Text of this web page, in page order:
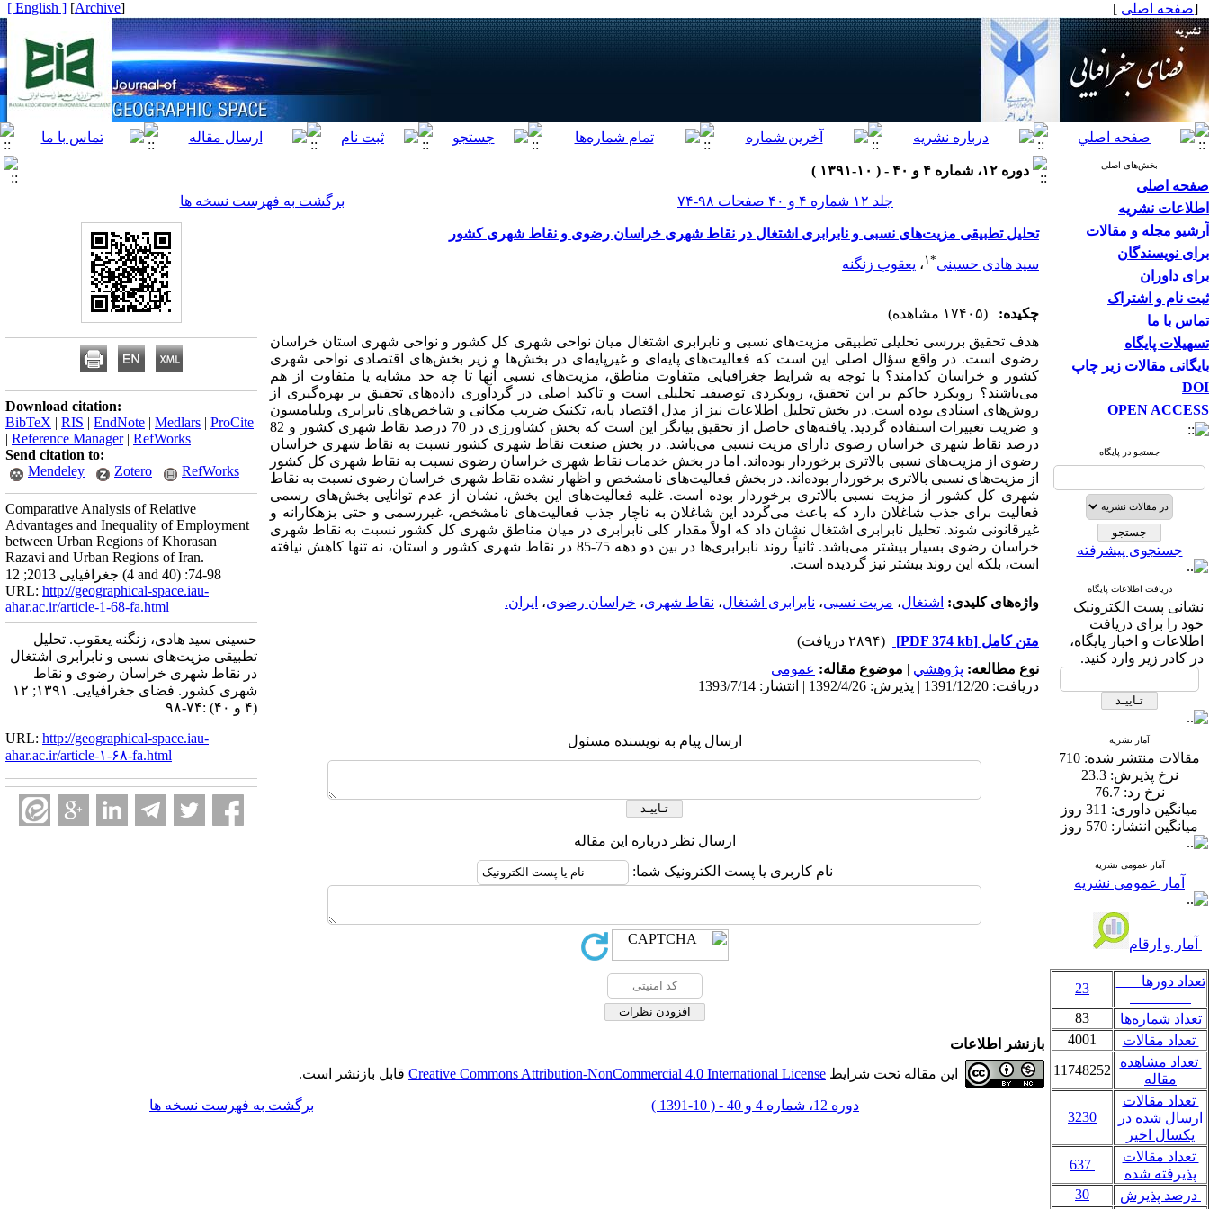
[صفحه اصلی ]
[
Archive
]
[ English ]
بخش‌های اصلی
صفحه اصلی
اطلاعات نشریه
آرشیو مجله و مقالات
برای نویسندگان
برای داوران
ثبت نام و اشتراک
تماس با ما
تسهیلات پایگاه
بایگانی مقالات زیر چاپ
DOI
OPEN ACCESS
جستجو در پایگاه
جستجوی پیشرفته
دریافت اطلاعات پایگاه
نشانی پست الکترونیک
خود را برای دریافت
اطلاعات و اخبار پایگاه،
در کادر زیر وارد کنید.
آمار نشریه
مقالات منتشر شده: 710
نرخ پذیرش:23.3
نرخ رد:76.7
میانگین داوری: 311 روز
میانگین انتشار: 570 روز
آمار عمومی نشریه
آمار عمومی نشریه
آمار و ارقام
تعداد دورها
23
تعداد شماره‌ها
83
تعداد مقالات
4001
تعداد مشاهده
مقاله
11748252
تعداد مقالات
ارسال شده در
یکسال اخیر
3230
تعداد مقالات
پذیرفته شده
درصد پذیرش
30
دوره ۱۲، شماره ۴ و ۴۰ - ( ۱۰-۱۳۹۱ )
جلد ۱۲ شماره ۴ و ۴۰ صفحات ۹۸-۷۴
برگشت به فهرست نسخه ها
تحلیل تطبیقی مزیت‌های نسبی و نابرابری اشتغال در نقاط شهری خراسان رضوی و نقاط شهری کشور
سید هادی حسینی*۱ ، یعقوب زنگنه
چکیده:
(۱۷۴۰۵ مشاهده)
هدف تحقیق بررسی تحلیلی تطبیقی مزیت‌های نسبی و نابرابری اشتغال میان نواحی شهری کل کشور و نواحی شهری استان خراسان
رضوی است. در واقع سؤال اصلی این است که فعالیت‌های پایه‌ای و غیرپایه‌ای در بخش‌ها و زیر بخش‌های اقتصادی نواحی شهری
کشور و خراسان کدامند؟ با توجه به شرایط جغرافیایی متفاوت مناطق، مزیت‌های نسبی آنها تا چه حد مشابه یا متفاوت از هم
می‌باشند؟ رویکرد حاکم بر این تحقیق، رویکردی توصیفیـ تحلیلی است و تاکید اصلی در گردآوری داده‌های تحقیق بر بهره‌گیری از
روش‌های اسنادی بوده است. در بخش تحلیل اطلاعات نیز از مدل اقتصاد پایه، تکنیک ضریب مکانی و شاخص‌های نابرابری ویلیامسون
و ضریب تغییرات استفاده گردید. یافته‌های حاصل از تحقیق بیانگر این است که بخش کشاورزی در 70 درصد نقاط شهری کشور و 82
درصد نقاط شهری خراسان رضوی دارای مزیت نسبی می‌باشد. در بخش صنعت نقاط شهری کشور نسبت به نقاط شهری خراسان
رضوی از مزیت‌های نسبی بالاتری برخوردار بوده‌اند. اما در بخش خدمات نقاط شهری خراسان رضوی نسبت به نقاط شهری کل کشور
از مزیت‌های نسبی بالاتری برخوردار بوده‌اند. در بخش فعالیت‌های نامشخص و اظهار نشده نقاط شهری خراسان رضوی نسبت به نقاط
شهری کل کشور از مزیت نسبی بالاتری برخوردار بوده است. غلبه فعالیت‌های این بخش، نشان از عدم توانایی بخش‌های رسمی
فعالیت برای جذب شاغلان دارد که باعث می‌گردد این شاغلان به ناچار جذب فعالیت‌های نامشخص، غیررسمی و حتی بزهکارانه و
غیرقانونی شوند. تحلیل نابرابری اشتغال نشان داد که اولاً مقدار کلی نابرابری در میان مناطق شهری کل کشور نسبت به نقاط شهری
خراسان رضوی بسیار بیشتر می‌باشد. ثانیاً روند نابرابری‌ها در بین دو دهه 75-85 در نقاط شهری کشور و استان، نه تنها کاهش نیافته
است، بلکه این روند بیشتر نیز گردیده است.
واژه‌های کلیدی: اشتغال، مزیت نسبی، نابرابری اشتغال، نقاط شهری، خراسان رضوی، ایران.
متن کامل [PDF 374 kb]
(۲۸۹۴ دریافت)
نوع مطالعه: پژوهشي | موضوع مقاله: عمومى
دریافت: 1391/12/20 | پذیرش: 1392/4/26 | انتشار: 1393/7/14
ارسال پیام به نویسنده مسئول
ارسال نظر درباره این مقاله
نام کاربری یا پست الکترونیک شما:
Download citation:
BibTeX | RIS | EndNote | Medlars | ProCite
| Reference Manager| RefWorks
Send citation to:
Mendeley
Zotero RefWorks
Comparative Analysis of Relative
Advantages and Inequality of Employment
between Urban Regions of Khorasan
Razavi and Urban Regions of Iran.
جغرافیایی 2013; 12 (4 and 40) :74-98
URL: http://geographical-space.iau-
ahar.ac.ir/article-1-68-fa.html
حسینی سید هادی، زنگنه یعقوب. تحلیل
تطبیقی مزیت‌های نسبی و نابرابری اشتغال
در نقاط شهری خراسان رضوی و نقاط
شهری کشور. فضای جغرافیایی. ۱۳۹۱; ۱۲
(۴ و ۴۰) :۷۴-۹۸
URL: http://geographical-space.iau-
ahar.ac.ir/article-۱-۶۸-fa.html
بازنشر اطلاعات
این مقاله تحت شرایط Creative Commons Attribution-NonCommercial 4.0 International License قابل بازنشر است.
دوره 12، شماره 4 و 40 - ( 10-1391 ) برگشت به فهرست نسخه ها